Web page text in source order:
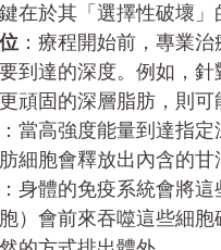
在於其「選擇性破壞」
：療程開始前，專業
到達的深度。例如，
頑固的深層脂肪，則
：當高強度能量到達指
細胞會釋放出內含的甘
：身體的免疫系統會將
胞）會前來吞噬這些細